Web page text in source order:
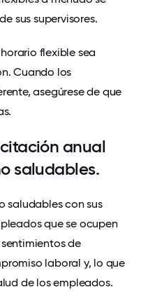
sus supervisores.
flexible sea
Cuando los
asegúrese de que
anual
saludables.
saludables con sus
que se ocupen
de
laboral y, lo que
de los empleados.